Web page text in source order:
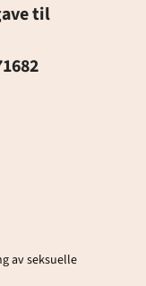
til
av seksuelle